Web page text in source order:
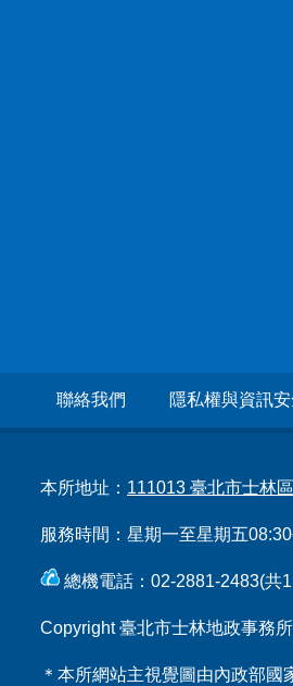
聯絡我們 隱私權與資訊
本所地址： 111013 臺北市士林
服務時間：星期一至星期五
總機電話：02-2881-2483(共
Copyright 臺北市士林地政事務
＊本所網站主視覺圖由內政部